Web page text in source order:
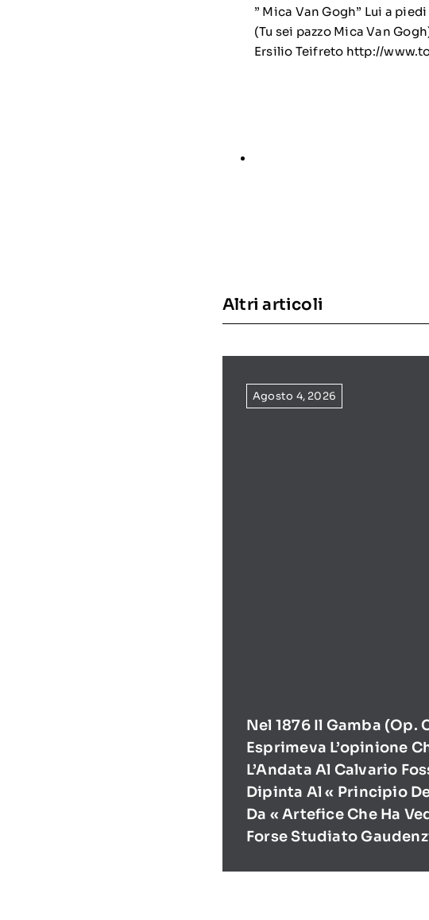
” Mica Van Gogh” Lui a
(Tu sei pazzo Mica Van
Ersilio Teifreto http://
Altri articoli
Agosto 4, 2026
Nel 1876 Il Gamba (op.
Esprimeva L’opinione
L’Andata Al Calvario
Dipinta Al « Principio
Da « Artefice Che Ha
Forse Studiato